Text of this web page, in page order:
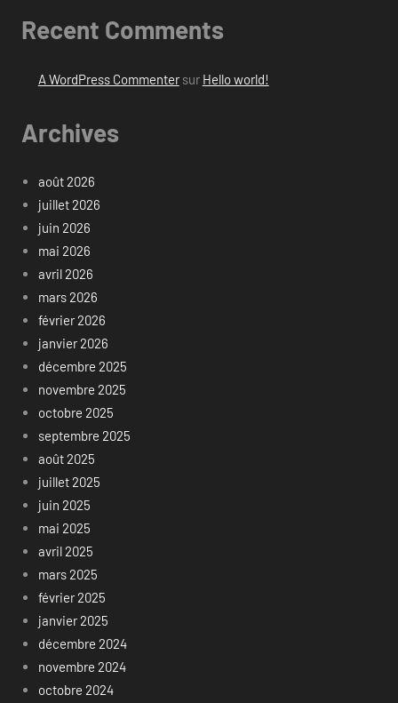
Recent Comments
A WordPress Commentersur Hello world!
Archives
août 2026
juillet 2026
juin 2026
mai 2026
avril 2026
mars 2026
février 2026
janvier 2026
décembre 2025
novembre 2025
octobre 2025
septembre 2025
août 2025
juillet 2025
juin 2025
mai 2025
avril 2025
mars 2025
février 2025
janvier 2025
décembre 2024
novembre 2024
octobre 2024